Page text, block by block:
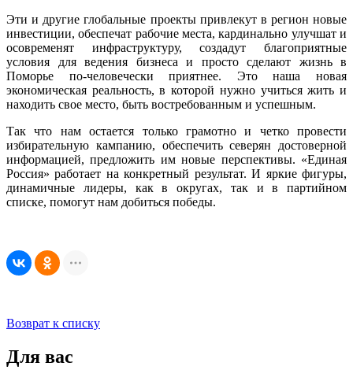
Эти и другие глобальные проекты привлекут в регион новые
инвестиции, обеспечат рабочие места, кардинально улучшат и
осовременят инфраструктуру, создадут благоприятные
условия для ведения бизнеса и просто сделают жизнь в
Поморье по-человечески приятнее. Это наша новая
экономическая реальность, в которой нужно учиться жить и
находить свое место, быть востребованным и успешным.
Так что нам остается только грамотно и четко провести
избирательную кампанию, обеспечить северян достоверной
информацией, предложить им новые перспективы. «Единая
Россия» работает на конкретный результат. И яркие фигуры,
динамичные лидеры, как в округах, так и в партийном
списке, помогут нам добиться победы.
Возврат к списку
Для вас